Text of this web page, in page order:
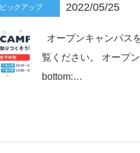
ピックアップ 2022/05/25
オープンキャンパス
覧ください。 オープ
bottom:…